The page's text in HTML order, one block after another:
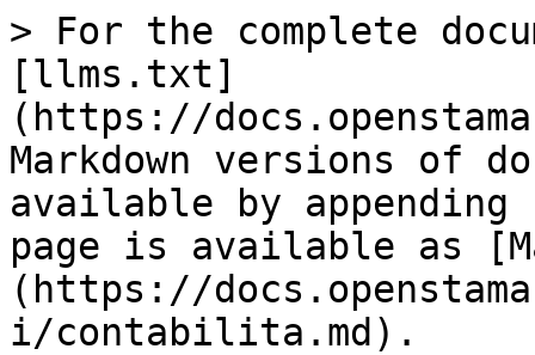
> For the complete
[llms.txt]
(https://
Markdown versions of
available by
page is available as
(https://
i/contabilita.md).